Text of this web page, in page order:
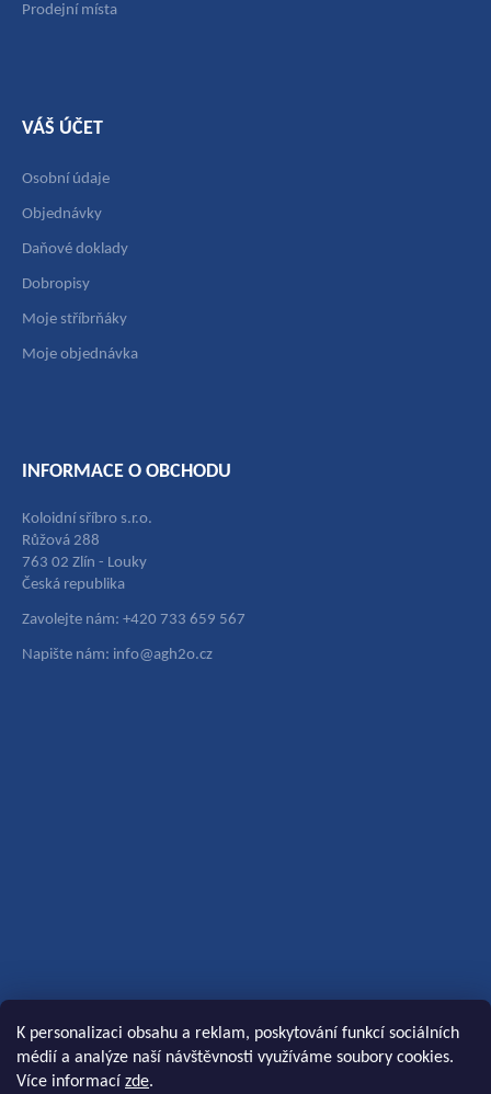
K personalizaci obsahu a reklam, poskytování funkcí sociálních
médií a analýze naší návštěvnosti využíváme soubory cookies.
Více informací zde.
Prodejní místa
VÁŠ ÚČET
Osobní údaje
Objednávky
Daňové doklady
Dobropisy
Moje stříbrňáky
Moje objednávka
INFORMACE O OBCHODU
Koloidní sříbro s.r.o.
Růžová 288
763 02 Zlín - Louky
Česká republika
Zavolejte nám: +420 733 659 567
Napište nám: info@agh2o.cz